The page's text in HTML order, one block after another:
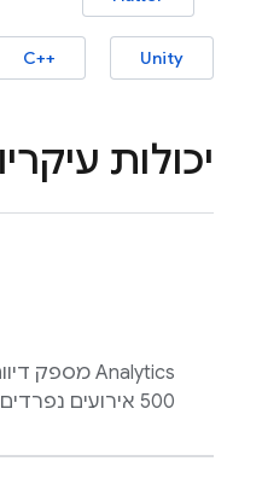
Unity
C++‎
יכולות
Analytics מספק
500 אירועים נפרדים.